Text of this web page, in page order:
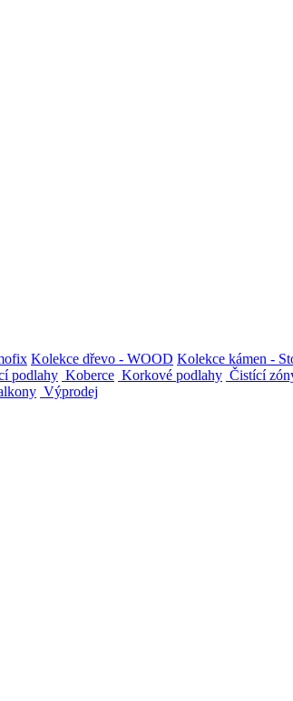
Kolekce dřevo - WOOD Kolekce kámen -
podlahy Koberce Korkové podlahy Čistící
Výprodej